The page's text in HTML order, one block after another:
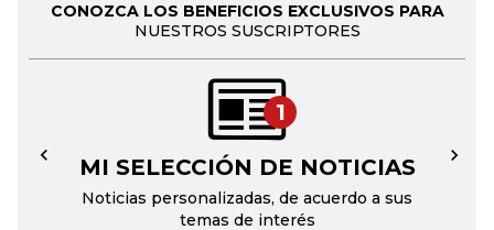
CONOZCA LOS BENEFICIOS EXCLUSIVOS PARA
NUESTROS SUSCRIPTORES
1
MI SELECCIÓN DE NOTICIAS
Noticias personalizadas, de acuerdo a sus
temas de interés
← →